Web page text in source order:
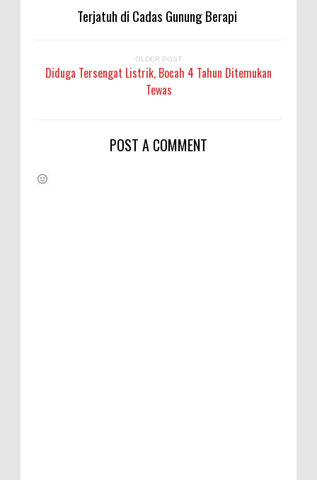
Terjatuh di Cadas Gunung Berapi
OLDER POST
Diduga Tersengat Listrik, Bocah 4 Tahun Ditemukan
Tewas
POST A COMMENT